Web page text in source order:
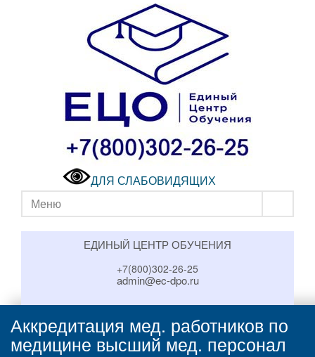
ДЛЯ СЛАБОВИДЯЩИХ
Меню
ЕДИНЫЙ ЦЕНТР ОБУЧЕНИЯ
+7(800)302-26-25
admin@ec-dpo.ru
Аккредитация мед. работников по
медицине высший мед. персонал